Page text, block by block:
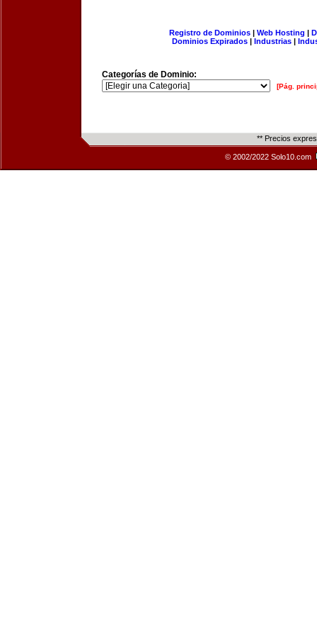
Registro de Dominios| Web Hosting |
Dominios Expirados | Industrias |
Categorías de Dominio:
[Pág.
** Precios
© 2002/2022 Solo10.com